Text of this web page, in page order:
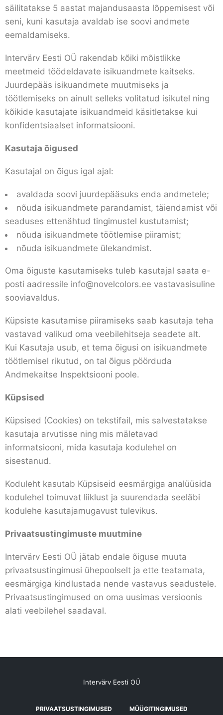
säilitatakse 5 aastat majandusaasta lõppemisest või
seni, kuni kasutaja avaldab ise soovi andmete
eemaldamiseks.
Intervärv Eesti OÜ rakendab kõiki mõistlikke
meetmeid töödeldavate isikuandmete kaitseks.
Juurdepääs isikuandmete muutmiseks ja
töötlemiseks on ainult selleks volitatud isikutel ning
kõikide kasutajate isikuandmeid käsitletakse kui
konfidentsiaalset informatsiooni.
Kasutaja õigused
Kasutajal on õigus igal ajal:
avaldada soovi juurdepääsuks enda andmetele;
nõuda isikuandmete parandamist, täiendamist või
seaduses ettenähtud tingimustel kustutamist;
nõuda isikuandmete töötlemise piiramist;
nõuda isikuandmete ülekandmist.
Oma õiguste kasutamiseks tuleb kasutajal saata e-
posti aadressile info@novelcolors.ee vastavasisuline
sooviavaldus.
Küpsiste kasutamise piiramiseks saab kasutaja teha
vastavad valikud oma veebilehitseja seadete alt.
Kui Kasutaja usub, et tema õigusi on isikuandmete
töötlemisel rikutud, on tal õigus pöörduda
Andmekaitse Inspektsiooni poole.
Küpsised
Küpsised (Cookies) on tekstifail, mis salvestatakse
kasutaja arvutisse ning mis mäletavad
informatsiooni, mida kasutaja kodulehel on
sisestanud.
Koduleht kasutab Küpsiseid eesmärgiga analüüsida
kodulehel toimuvat liiklust ja suurendada seeläbi
kodulehe kasutajamugavust tulevikus.
Privaatsustingimuste muutmine
Intervärv Eesti OÜ jätab endale õiguse muuta
privaatsustingimusi ühepoolselt ja ette teatamata,
eesmärgiga kindlustada nende vastavus seadustele.
Privaatsustingimused on oma uusimas versioonis
alati veebilehel saadaval.
Intervärv Eesti OÜ
PRIVAATSUSTINGIMUSED MÜÜGITINGIMUSED